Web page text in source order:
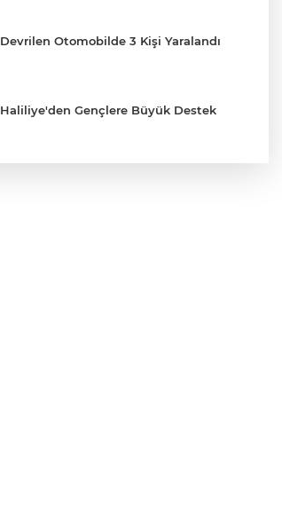
Devrilen Otomobilde 3 Kişi Yaralandı
Haliliye'den Gençlere Büyük Destek